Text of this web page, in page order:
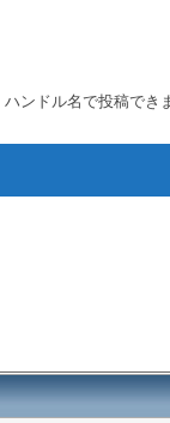
ンドル名で投稿でき
動